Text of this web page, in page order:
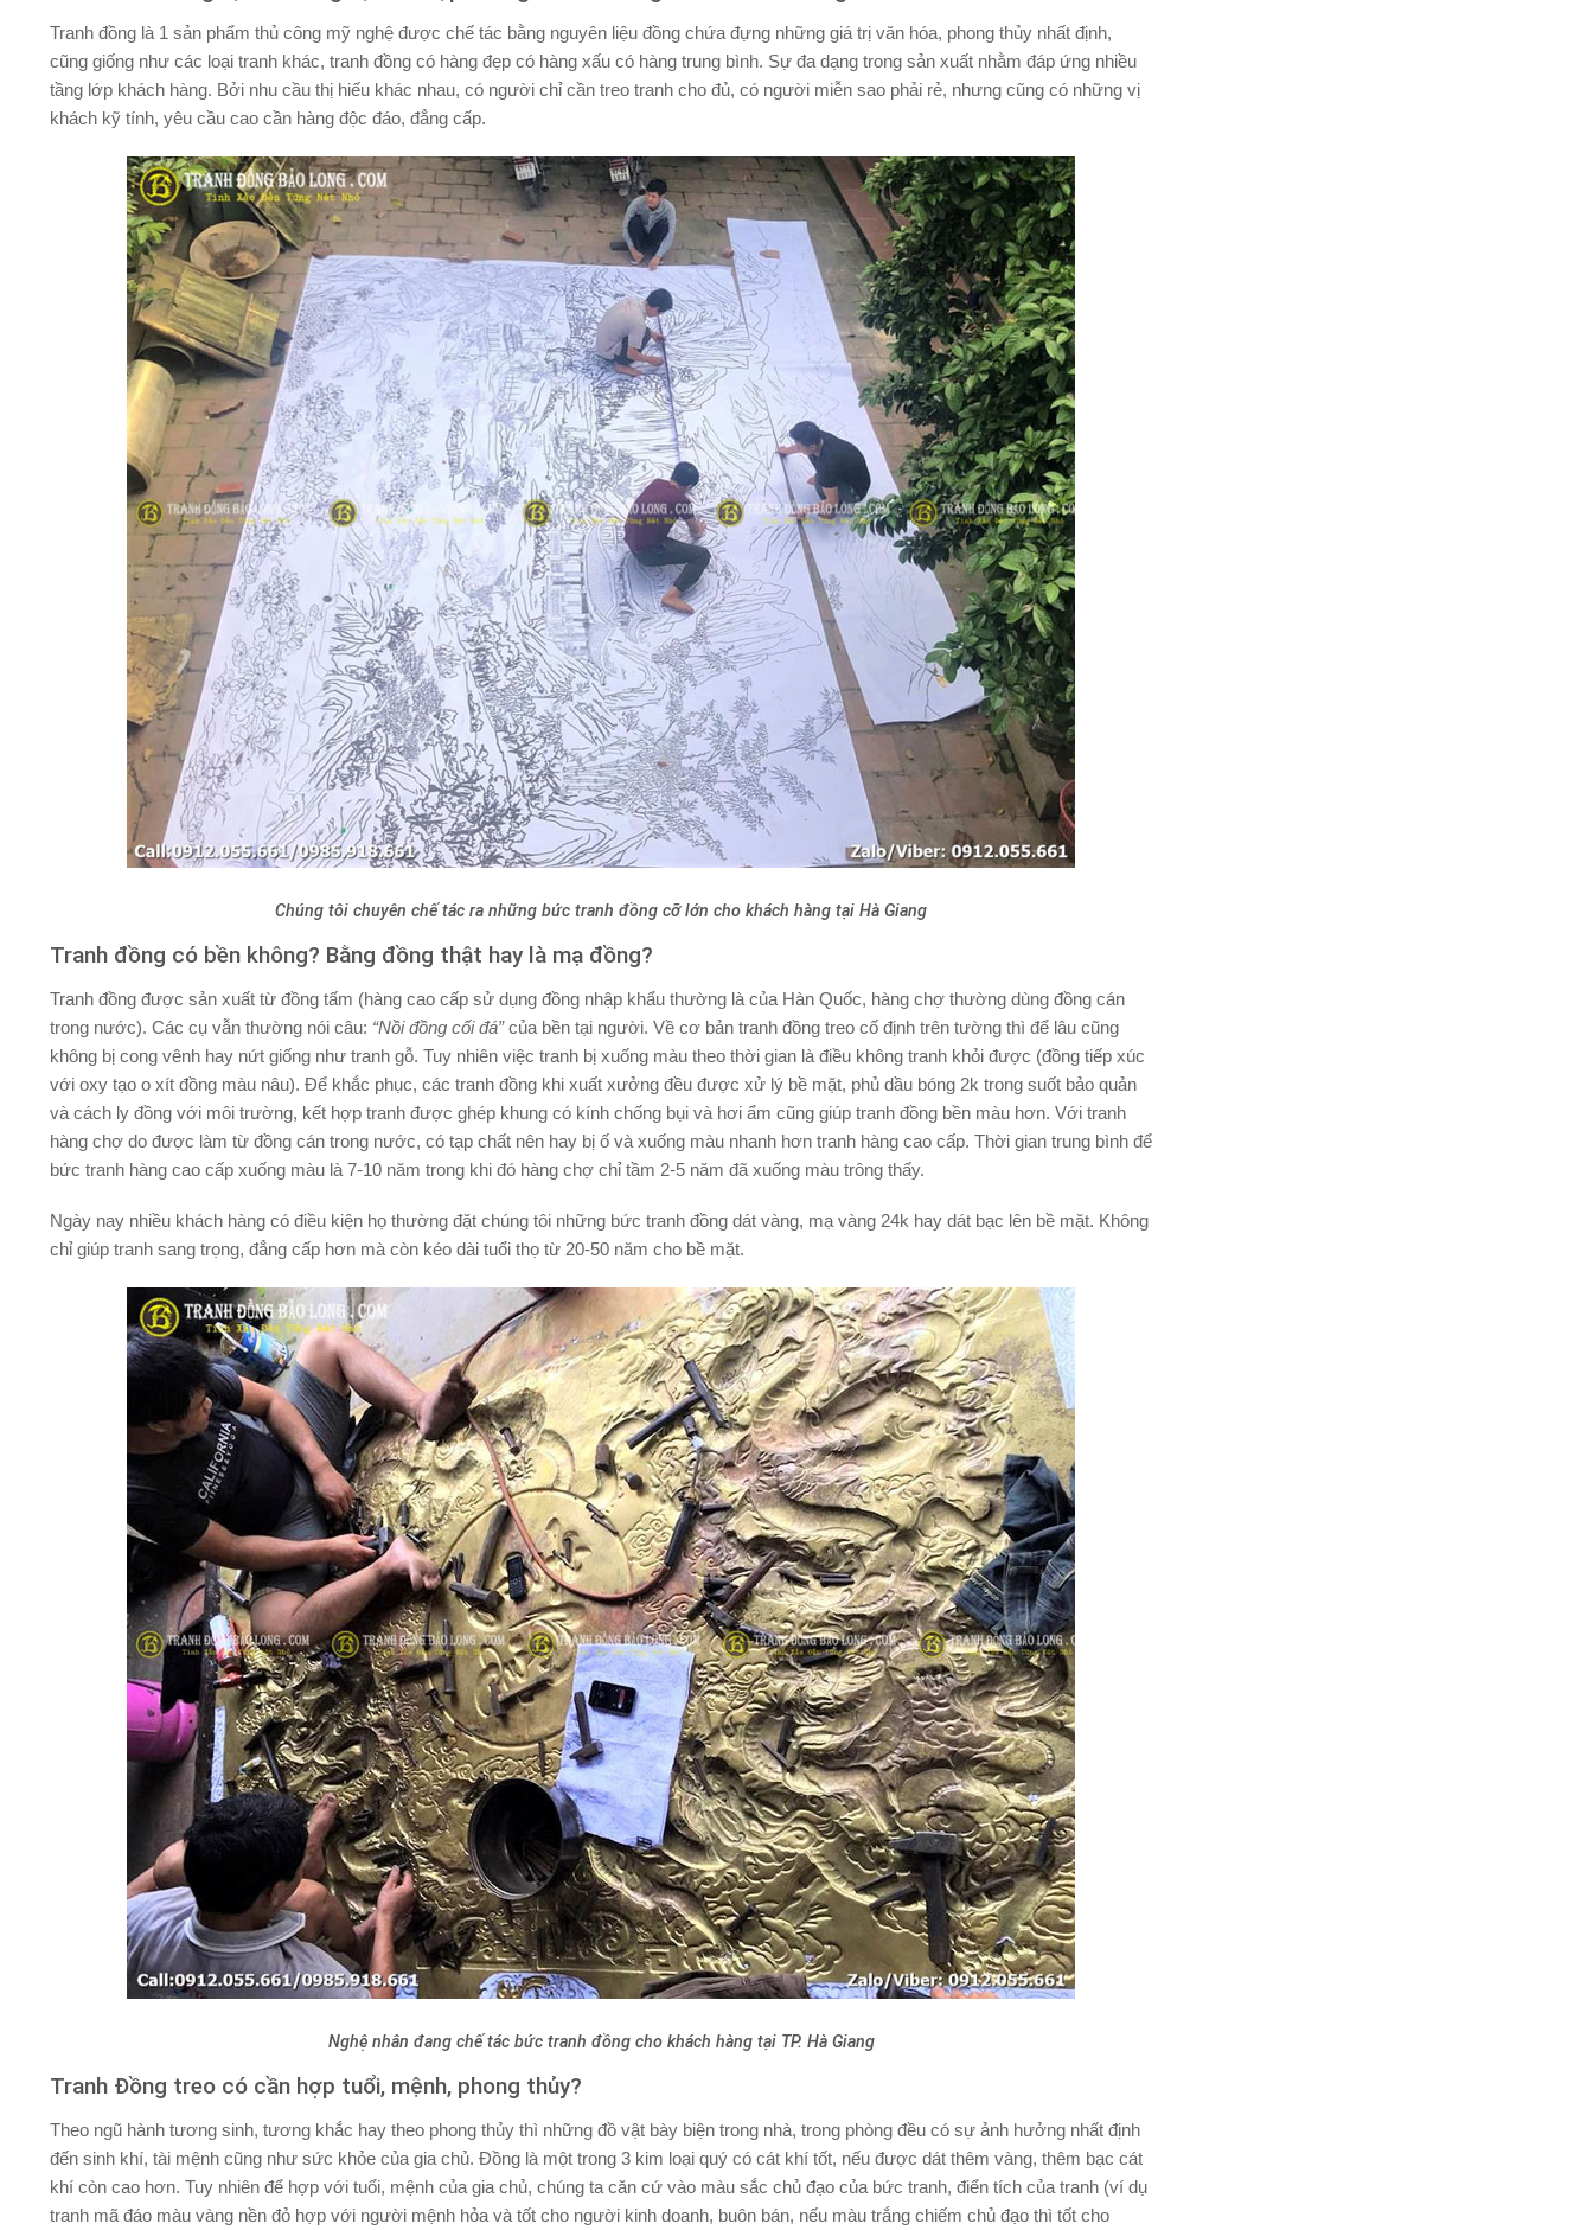
Tranh đồng là 1 sản phẩm thủ công mỹ nghệ được chế tác bằng nguyên liệu đồng chứa đựng những giá trị văn hóa, phong thủy nhất định,
cũng giống như các loại tranh khác, tranh đồng có hàng đẹp có hàng xấu có hàng trung bình. Sự đa dạng trong sản xuất nhằm đáp ứng nhiều
tầng lớp khách hàng. Bởi nhu cầu thị hiếu khác nhau, có người chỉ cần treo tranh cho đủ, có người miễn sao phải rẻ, nhưng cũng có những vị
khách kỹ tính, yêu cầu cao cần hàng độc đáo, đẳng cấp.
Chúng tôi chuyên chế tác ra những bức tranh đồng cỡ lớn cho khách hàng tại Hà Giang
Tranh đồng có bền không? Bằng đồng thật hay là mạ đồng?
Tranh đồng được sản xuất từ đồng tấm (hàng cao cấp sử dụng đồng nhập khẩu thường là của Hàn Quốc, hàng chợ thường dùng đồng cán
trong nước). Các cụ vẫn thường nói câu: “Nồi đồng cối đá”của bền tại người. Về cơ bản tranh đồng treo cố định trên tường thì để lâu cũng
không bị cong vênh hay nứt giống như tranh gỗ. Tuy nhiên việc tranh bị xuống màu theo thời gian là điều không tranh khỏi được (đồng tiếp xúc
với oxy tạo o xít đồng màu nâu). Để khắc phục, các tranh đồng khi xuất xưởng đều được xử lý bề mặt, phủ dầu bóng 2k trong suốt bảo quản
và cách ly đồng với môi trường, kết hợp tranh được ghép khung có kính chống bụi và hơi ẩm cũng giúp tranh đồng bền màu hơn. Với tranh
hàng chợ do được làm từ đồng cán trong nước, có tạp chất nên hay bị ố và xuống màu nhanh hơn tranh hàng cao cấp. Thời gian trung bình để
bức tranh hàng cao cấp xuống màu là 7-10 năm trong khi đó hàng chợ chỉ tầm 2-5 năm đã xuống màu trông thấy.
Ngày nay nhiều khách hàng có điều kiện họ thường đặt chúng tôi những bức tranh đồng dát vàng, mạ vàng 24k hay dát bạc lên bề mặt. Không
chỉ giúp tranh sang trọng, đẳng cấp hơn mà còn kéo dài tuổi thọ từ 20-50 năm cho bề mặt.
Nghệ nhân đang chế tác bức tranh đồng cho khách hàng tại TP. Hà Giang
Tranh Đồng treo có cần hợp tuổi, mệnh, phong thủy?
Theo ngũ hành tương sinh, tương khắc hay theo phong thủy thì những đồ vật bày biện trong nhà, trong phòng đều có sự ảnh hưởng nhất định
đến sinh khí, tài mệnh cũng như sức khỏe của gia chủ. Đồng là một trong 3 kim loại quý có cát khí tốt, nếu được dát thêm vàng, thêm bạc cát
khí còn cao hơn. Tuy nhiên để hợp với tuổi, mệnh của gia chủ, chúng ta căn cứ vào màu sắc chủ đạo của bức tranh, điển tích của tranh (ví dụ
tranh mã đáo màu vàng nền đỏ hợp với người mệnh hỏa và tốt cho người kinh doanh, buôn bán, nếu màu trắng chiếm chủ đạo thì tốt cho